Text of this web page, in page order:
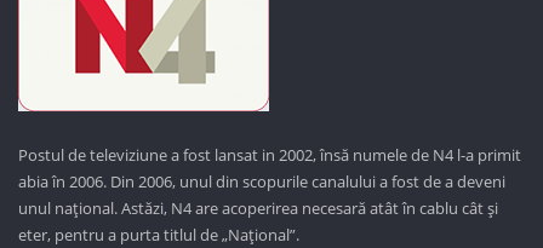
Postul de televiziune a fost lansat in 2002, însă numele de N4 l-a primit
abia în 2006. Din 2006, unul din scopurile canalului a fost de a deveni
unul național. Astăzi, N4 are acoperirea necesară atât în cablu cât și
eter, pentru a purta titlul de „Național”.